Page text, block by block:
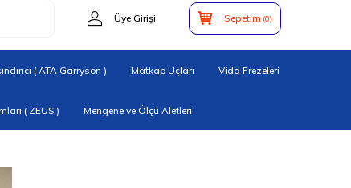
Üye Girişi Sepetim (0)
( ATA Garryson ) Matkap Uçları Vida Frezeleri
( ZEUS ) Mengene ve Ölçü Aletleri